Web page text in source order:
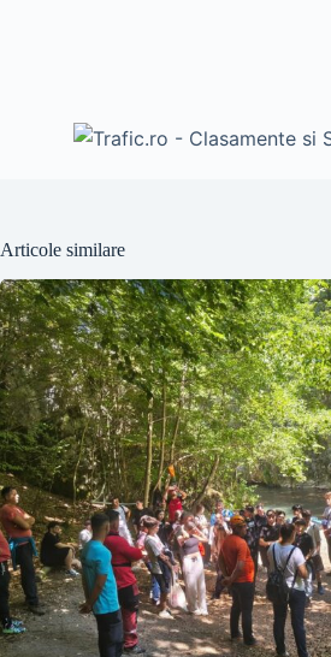
Articole similare